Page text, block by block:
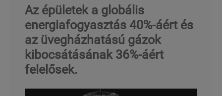
Az épületek a globális
energiafogyasztás 40%-áért és
az üvegházhatású gázok
kibocsátásának 36%-áért
felelősek.